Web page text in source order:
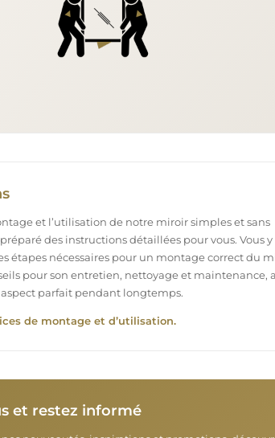
et l’utilisation de notre miroir simples et sans
des instructions détaillées pour vous. Vous y
étapes nécessaires pour un montage correct du
pour son entretien, nettoyage et maintenance,
parfait pendant longtemps.
de montage et d’utilisation.
et restez informé